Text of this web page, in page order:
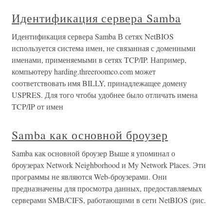
Идентификация сервера Samba
Идентификация сервера Samba В сетях NetBIOS
используется система имен, не связанная с доменными
именами, применяемыми в сетях TCP/IP. Например,
компьютеру harding.threeroomco.com может
соответствовать имя BILLY, принадлежащее домену
USPRES. Для того чтобы удобнее было отличать имена
TCP/IP от имен
Samba как основной броузер
Samba как основной броузер Выше я упоминал о
броузерах Network Neighborhood и My Network Places. Эти
программы не являются Web-броузерами. Они
предназначены для просмотра данных, предоставляемых
серверами SMB/CIFS, работающими в сети NetBIOS (рис.